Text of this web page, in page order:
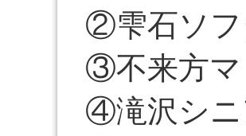
②雫石ソフ
③不来方マ
④滝沢シニ